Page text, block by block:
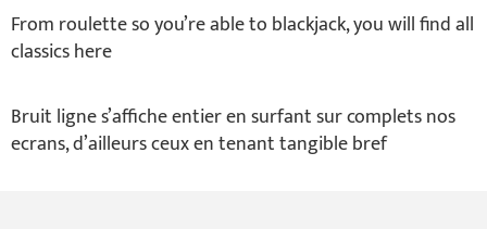
From roulette so you’re able to blackjack, you will find all
classics here
Bruit ligne s’affiche entier en surfant sur complets nos
ecrans, d’ailleurs ceux en tenant tangible bref